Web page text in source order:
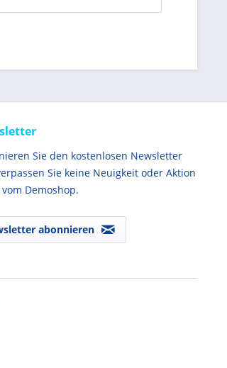
Sie den kostenlosen Newsletter
Sie keine Neuigkeit oder Aktion
Demoshop.
abonnieren